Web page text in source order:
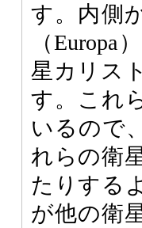
す。内側
（Europa
星カリス
す。これ
いるので
れらの衛
たりする
が他の衛